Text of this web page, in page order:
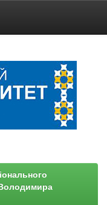
Володимира